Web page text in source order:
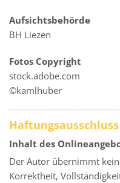
Aufsichtsbehörde
BH Liezen
Fotos Copyright
stock.adobe.com
©kamlhuber
Haftungsausschluss
Inhalt des
Der Autor übernimmt
Korrektheit,